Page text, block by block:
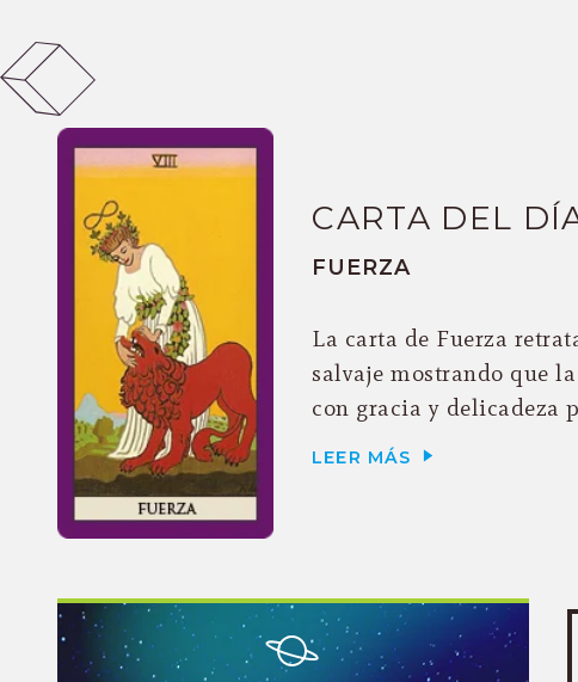
CARTA DEL
FUERZA
La carta de Fuerza
salvaje mostrando que
con gracia y delicadeza
LEER MÁS